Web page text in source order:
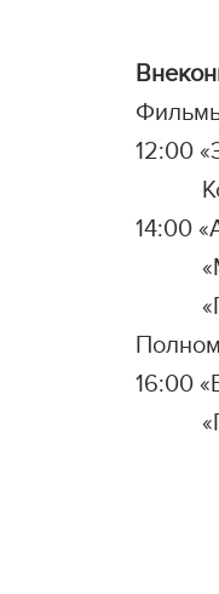
12:00
14:00
16:00